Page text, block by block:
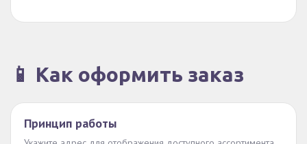
📱 Как оформить заказ
Принцип работы